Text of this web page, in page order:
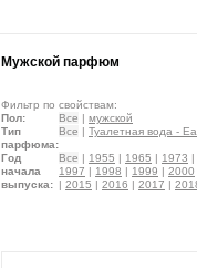
Мужской парфюм
Фильтр по свойствам:
Пол:
Все | мужской
Тип
парфюма:
Все | Туалетная вода -
Год
начала
выпуска:
Все | 1955 | 1965 | 1973 |
1997 | 1998 | 1999 | 2000
| 2015 | 2016 | 2017 |